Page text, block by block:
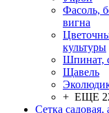
Фасоль,
вигна
культуры
Шпинат,
Щавель
+ ЕЩЕ
Сетка садовая,